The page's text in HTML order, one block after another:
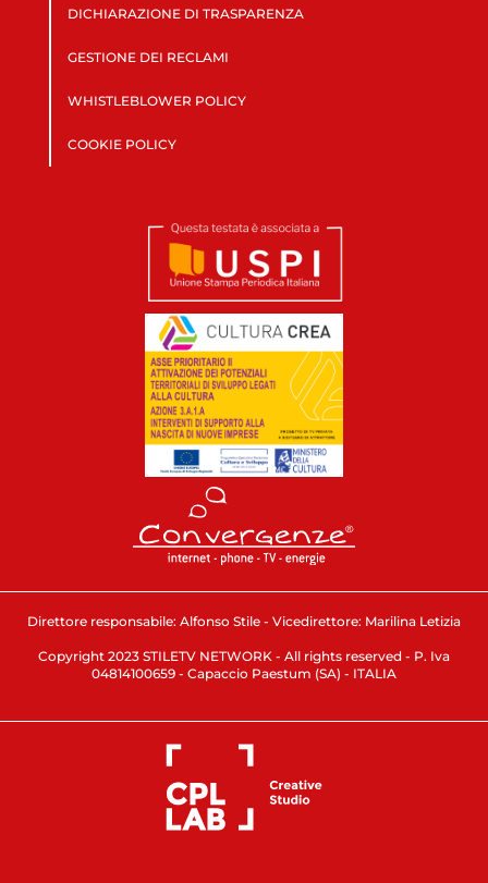
DICHIARAZIONE DI TRASPARENZA
GESTIONE DEI RECLAMI
WHISTLEBLOWER POLICY
COOKIE POLICY
Direttore responsabile: Alfonso Stile - Vicedirettore: Marilina Letizia
Copyright 2023 STILETV NETWORK - All rights reserved - P. Iva
04814100659 - Capaccio Paestum (SA) - ITALIA